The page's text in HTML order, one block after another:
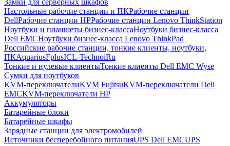
Настольные рабочие станции и ПКРабочие станции
DellРабочие станции HPРабочие станции Lenovo ThinkStation
Ноутбуки и планшеты бизнес-классаНоутбуки бизнес-класса
Dell EMCНоутбуки бизнес-класса Lenovo ThinkPad
Российские рабочие станции, тонкие клиенты, ноутбуки,
ПКAquariusFplusICL-TechnoiRu
Тонкие и нулевые клиентыТонкие клиенты Dell EMC Wyse
Сумки для ноутбуков
KVM-переключателиKVM FujitsuKVM-переключатели Dell
EMCKVM-переключатели HP
Аккумуляторы
Батарейные блоки
Батарейные шкафы
Зарядные станции для электромобилей
Источники бесперебойного питанияUPS Dell EMCUPS